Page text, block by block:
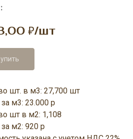
₽/шт
шт. в м3: 27,700 шт
м3: 23.000 р
шт в м2: 1,108
м2: 920 р